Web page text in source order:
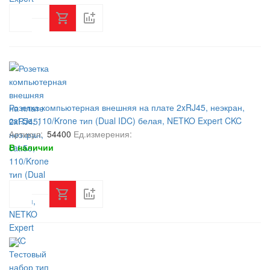
Розетка компьютерная внешняя на плате 2xRJ45, неэкран,
cat.5e, 110/Krone тип (Dual IDC) белая, NETKO Expert CKC
Артикул: 54400 Ед.измерения:
В наличии